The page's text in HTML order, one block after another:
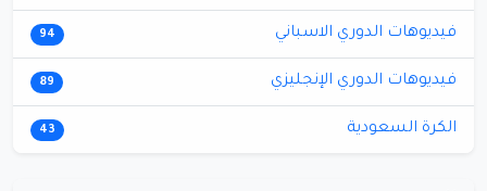
فيديوهات الدوري الاسباني 94
فيديوهات الدوري الإنجليزي 89
الكرة السعودية 43